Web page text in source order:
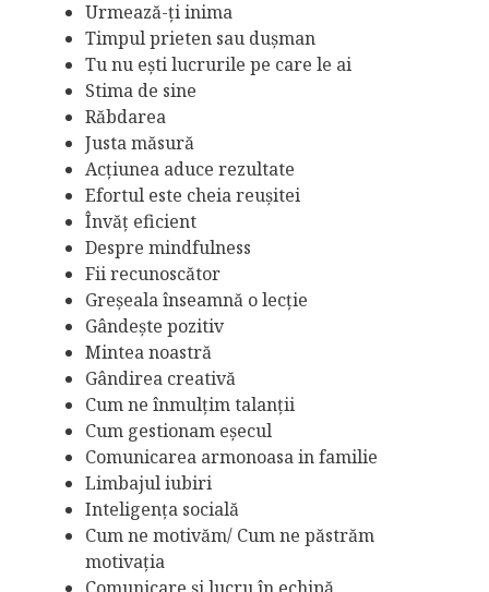
Urmează-ți inima
Timpul prieten sau dușman
Tu nu ești lucrurile pe care le ai
Stima de sine
Răbdarea
Justa măsură
Acțiunea aduce rezultate
Efortul este cheia reușitei
Învăț eficient
Despre mindfulness
Fii recunoscător
Greșeala înseamnă o lecție
Gândește pozitiv
Mintea noastră
Gândirea creativă
Cum ne înmulțim talanții
Cum gestionam eșecul
Comunicarea armonoasa in familie
Limbajul iubiri
Inteligența socială
Cum ne motivăm/ Cum ne păstrăm
motivația